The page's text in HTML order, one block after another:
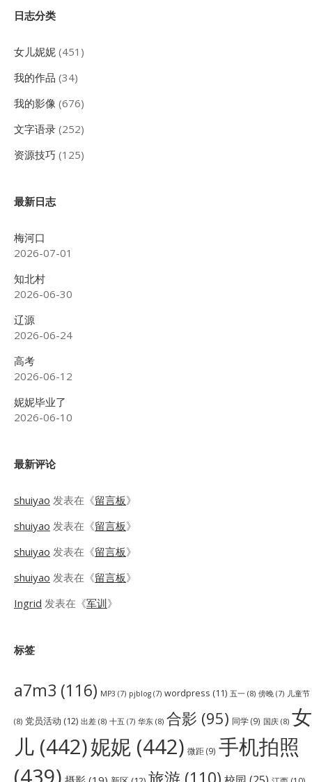
Sidebar
日志分类
女儿妮妮 (451)
我的作品 (34)
我的影像 (676)
文字语录 (252)
资源技巧 (125)
最新日志
梅河口
2026-07-01
知北村
2026-06-30
辽源
2026-06-24
高考
2026-06-12
妮妮毕业了
2026-06-10
最新评论
shuiyao 发表在《留言板》
shuiyao 发表在《留言板》
shuiyao 发表在《留言板》
shuiyao 发表在《留言板》
Ingrid 发表在《军训》
标签
a7m3 (116) MP3 (7) pjblog (7) wordpress (11) 五一 (8) 傍晚 (7) 儿童节
(8) 党员活动 (12) 出差 (8) 十五 (7) 华东 (8) 合影 (95) 同学(9) 国庆 (8) 女
儿 (442)妮妮 (442) 微距(9) 手机拍照